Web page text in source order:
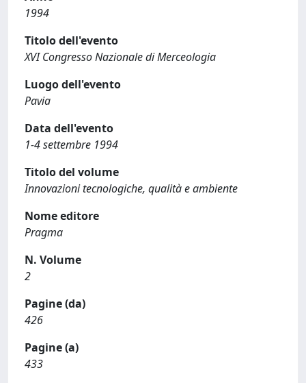
1994
Titolo dell'evento
XVI Congresso Nazionale di Merceologia
Luogo dell'evento
Pavia
Data dell'evento
1-4 settembre 1994
Titolo del volume
Innovazioni tecnologiche, qualità e ambiente
Nome editore
Pragma
N. Volume
2
Pagine (da)
426
Pagine (a)
433